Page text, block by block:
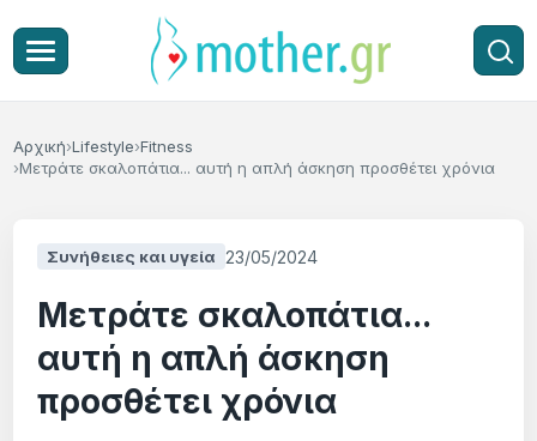
Αρχική Lifestyle Fitness
Μετράτε σκαλοπάτια... αυτή η απλή άσκηση προσθέτει χρόνια
Συνήθειες και υγεία 23/05/2024
Μετράτε σκαλοπάτια...
αυτή η απλή άσκηση
προσθέτει χρόνια